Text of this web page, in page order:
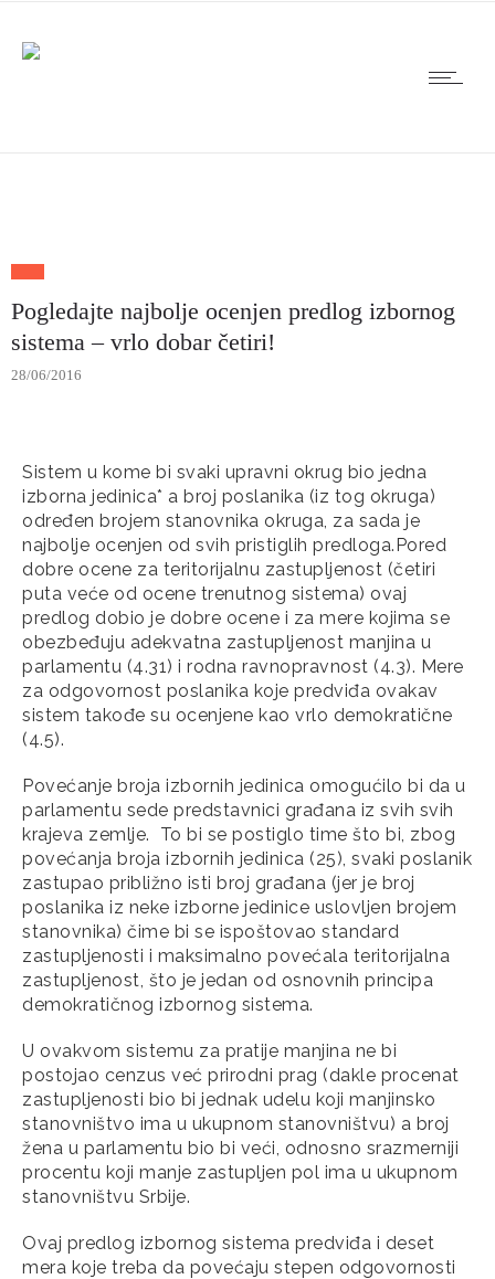
Pogledajte najbolje ocenjen predlog izbornog
sistema – vrlo dobar četiri!
28/06/2016
Sistem u kome bi svaki upravni okrug bio jedna
izborna jedinica* a broj poslanika (iz tog okruga)
određen brojem stanovnika okruga, za sada je
najbolje ocenjen od svih pristiglih predloga.Pored
dobre ocene za teritorijalnu zastupljenost (četiri
puta veće od ocene trenutnog sistema) ovaj
predlog dobio je dobre ocene i za mere kojima se
obezbeđuju adekvatna zastupljenost manjina u
parlamentu (4.31) i rodna ravnopravnost (4.3). Mere
za odgovornost poslanika koje predviđa ovakav
sistem takođe su ocenjene kao vrlo demokratične
(4.5).
Povećanje broja izbornih jedinica omogućilo bi da u
parlamentu sede predstavnici građana iz svih svih
krajeva zemlje. To bi se postiglo time što bi, zbog
povećanja broja izbornih jedinica (25), svaki poslanik
zastupao približno isti broj građana (jer je broj
poslanika iz neke izborne jedinice uslovljen brojem
stanovnika) čime bi se ispoštovao standard
zastupljenosti i maksimalno povećala teritorijalna
zastupljenost, što je jedan od osnovnih principa
demokratičnog izbornog sistema.
U ovakvom sistemu za pratije manjina ne bi
postojao cenzus već prirodni prag (dakle procenat
zastupljenosti bio bi jednak udelu koji manjinsko
stanovništvo ima u ukupnom stanovništvu) a broj
žena u parlamentu bio bi veći, odnosno srazmerniji
procentu koji manje zastupljen pol ima u ukupnom
stanovništvu Srbije.
Ovaj predlog izbornog sistema predviđa i deset
mera koje treba da povećaju stepen odgovornosti